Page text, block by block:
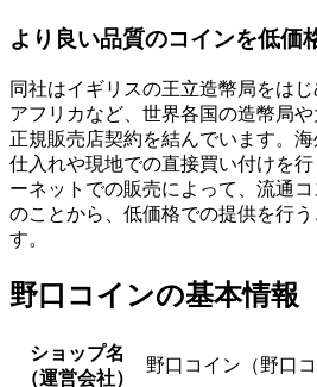
より良い品質のコインを低価
同社はイギリスの王立造幣局をは
アフリカなど、 世界各国の造幣局
正規販売店契約を結んでいます。
仕入れや現地での直接買い付けを
ーネットでの販売によって、流通
のことから、低価格での提供を行
す。
野口コインの基本情報
ショップ名
（運営会社）
野口コイン（野口